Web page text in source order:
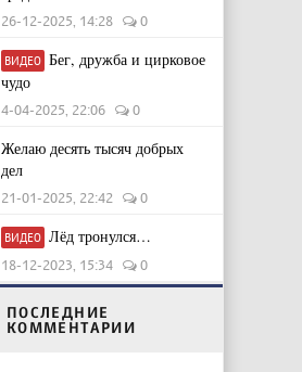
26-12-2025, 14:28 0
ВИДЕО Бег, дружба и цирковое
чудо
4-04-2025, 22:06 0
Желаю десять тысяч добрых
дел
21-01-2025, 22:42 0
ВИДЕО Лёд тронулся…
18-12-2023, 15:34 0
ПОСЛЕДНИЕ
КОММЕНТАРИИ